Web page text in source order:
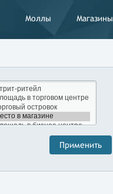
Моллы Магазины